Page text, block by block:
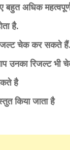
बहुत अधिक
है.
चेक कर सकते
आप उनका रिजल्ट
है
किया जाता है